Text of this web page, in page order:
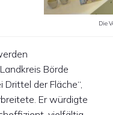
Die
Börde
der Fläche“,
Er würdigte